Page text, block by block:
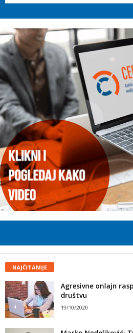
NAJČITANIJE
Agresivne onlajn
društvu
19/10/2020